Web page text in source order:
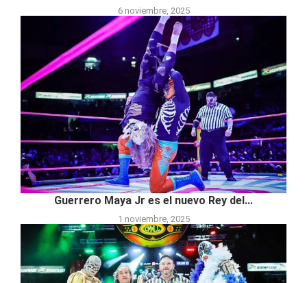
6 noviembre, 2025
Guerrero Maya Jr es el nuevo Rey del...
1 noviembre, 2025